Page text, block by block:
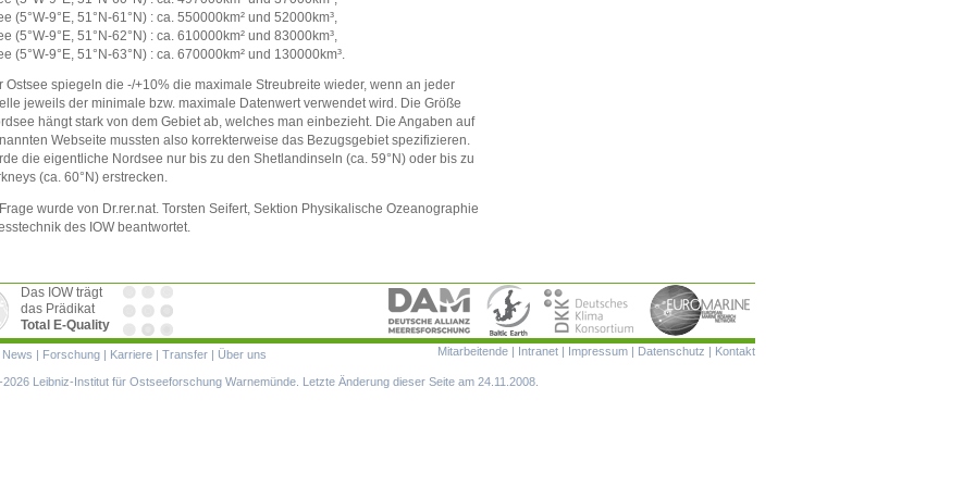
(5°W-9°E, 51°N-61°N) : ca. 550000km² und 52000km³,
(5°W-9°E, 51°N-62°N) : ca. 610000km² und 83000km³,
(5°W-9°E, 51°N-63°N) : ca. 670000km² und 130000km³.
Ostsee spiegeln die -/+10% die maximale Streubreite wieder, wenn an jeder
jeweils der minimale bzw. maximale Datenwert verwendet wird. Die Größe
hängt stark von dem Gebiet ab, welches man einbezieht. Die Angaben auf
Webseite mussten also korrekterweise das Bezugsgebiet spezifizieren.
die eigentliche Nordsee nur bis zu den Shetlandinseln (ca. 59°N) oder bis zu
(ca. 60°N) erstrecken.
wurde von Dr.rer.nat. Torsten Seifert, Sektion Physikalische Ozeanographie
des IOW beantwortet.
Das IOW trägt
das Prädikat
Total E-Quality
Navigation
Mitarbeitende | Intranet | Impressum | Datenschutz | Kontakt
News | Forschung | Karriere | Transfer | Über uns
Leibniz-Institut für Ostseeforschung Warnemünde. Letzte Änderung dieser Seite am 24.11.2008.